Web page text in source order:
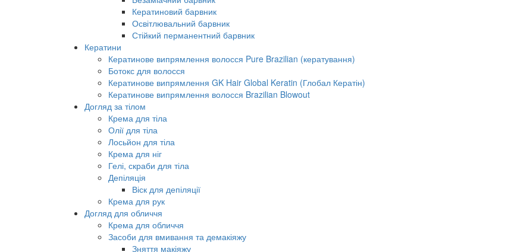
Кератиновий барвник
Освітлювальний барвник
Стійкий перманентний барвник
Кератини
Кератинове випрямлення волосся Pure Brazilian (кератування)
Ботокс для волосся
Кератинове випрямлення GK Hair Global Keratin (Глобал Кератін)
Кератинове випрямлення волосся Brazilian Blowout
Догляд за тілом
Крема для тіла
Олії для тіла
Лосьйон для тіла
Крема для ніг
Гелі, скраби для тіла
Депіляція
Віск для депіляції
Крема для рук
Догляд для обличчя
Крема для обличчя
Засоби для вмивання та демакіяжу
Зняття макіяжу